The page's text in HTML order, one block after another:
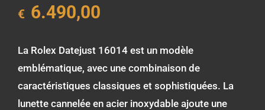
€ 6.490,00
La Rolex Datejust 16014 est un modèle
emblématique, avec une combinaison de
caractéristiques classiques et sophistiquées. La
lunette cannelée en acier inoxydable ajoute une